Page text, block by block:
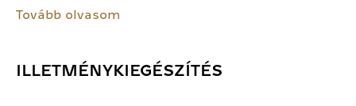
Tovább olvasom
ILLETMÉNYKIEGÉSZÍTÉS